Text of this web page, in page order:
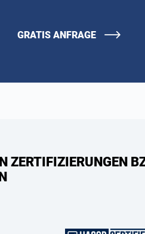
GRATIS ANFRAGE